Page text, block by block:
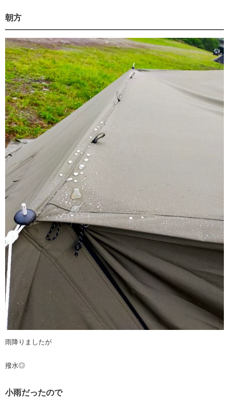
朝方
雨降りましたが
撥水◎
小雨だったので